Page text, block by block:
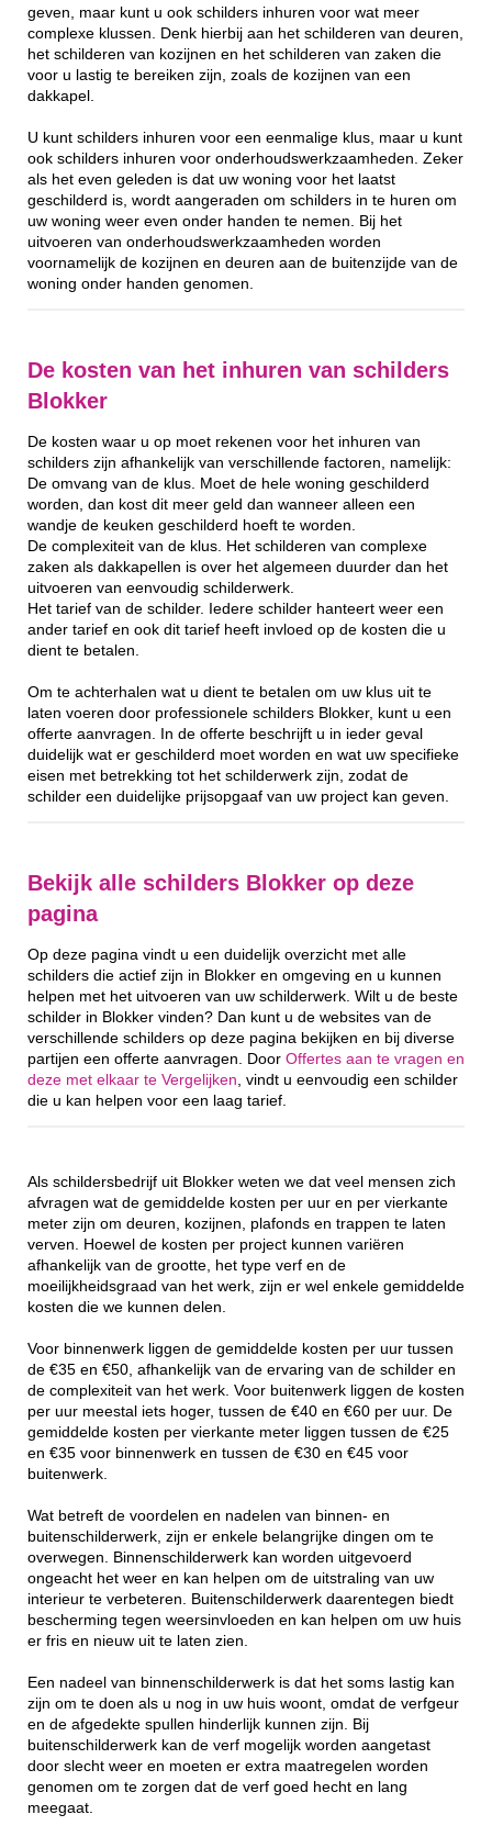
geven, maar kunt u ook schilders inhuren voor wat meer
complexe klussen. Denk hierbij aan het schilderen van deuren,
het schilderen van kozijnen en het schilderen van zaken die
voor u lastig te bereiken zijn, zoals de kozijnen van een
dakkapel.
U kunt schilders inhuren voor een eenmalige klus, maar u kunt
ook schilders inhuren voor onderhoudswerkzaamheden. Zeker
als het even geleden is dat uw woning voor het laatst
geschilderd is, wordt aangeraden om schilders in te huren om
uw woning weer even onder handen te nemen. Bij het
uitvoeren van onderhoudswerkzaamheden worden
voornamelijk de kozijnen en deuren aan de buitenzijde van de
woning onder handen genomen.
De kosten van het inhuren van schilders
Blokker
De kosten waar u op moet rekenen voor het inhuren van
schilders zijn afhankelijk van verschillende factoren, namelijk:
De omvang van de klus. Moet de hele woning geschilderd
worden, dan kost dit meer geld dan wanneer alleen een
wandje de keuken geschilderd hoeft te worden.
De complexiteit van de klus. Het schilderen van complexe
zaken als dakkapellen is over het algemeen duurder dan het
uitvoeren van eenvoudig schilderwerk.
Het tarief van de schilder. Iedere schilder hanteert weer een
ander tarief en ook dit tarief heeft invloed op de kosten die u
dient te betalen.
Om te achterhalen wat u dient te betalen om uw klus uit te
laten voeren door professionele schilders Blokker, kunt u een
offerte aanvragen. In de offerte beschrijft u in ieder geval
duidelijk wat er geschilderd moet worden en wat uw specifieke
eisen met betrekking tot het schilderwerk zijn, zodat de
schilder een duidelijke prijsopgaaf van uw project kan geven.
Bekijk alle schilders Blokker op deze
pagina
Op deze pagina vindt u een duidelijk overzicht met alle
schilders die actief zijn in Blokker en omgeving en u kunnen
helpen met het uitvoeren van uw schilderwerk. Wilt u de beste
schilder in Blokker vinden? Dan kunt u de websites van de
verschillende schilders op deze pagina bekijken en bij diverse
partijen een offerte aanvragen. Door Offertes aan te vragen en
deze met elkaar te Vergelijken , vindt u eenvoudig een schilder
die u kan helpen voor een laag tarief.
Als schildersbedrijf uit Blokker weten we dat veel mensen zich
afvragen wat de gemiddelde kosten per uur en per vierkante
meter zijn om deuren, kozijnen, plafonds en trappen te laten
verven. Hoewel de kosten per project kunnen variëren
afhankelijk van de grootte, het type verf en de
moeilijkheidsgraad van het werk, zijn er wel enkele gemiddelde
kosten die we kunnen delen.
Voor binnenwerk liggen de gemiddelde kosten per uur tussen
de €35 en €50, afhankelijk van de ervaring van de schilder en
de complexiteit van het werk. Voor buitenwerk liggen de kosten
per uur meestal iets hoger, tussen de €40 en €60 per uur. De
gemiddelde kosten per vierkante meter liggen tussen de €25
en €35 voor binnenwerk en tussen de €30 en €45 voor
buitenwerk.
Wat betreft de voordelen en nadelen van binnen- en
buitenschilderwerk, zijn er enkele belangrijke dingen om te
overwegen. Binnenschilderwerk kan worden uitgevoerd
ongeacht het weer en kan helpen om de uitstraling van uw
interieur te verbeteren. Buitenschilderwerk daarentegen biedt
bescherming tegen weersinvloeden en kan helpen om uw huis
er fris en nieuw uit te laten zien.
Een nadeel van binnenschilderwerk is dat het soms lastig kan
zijn om te doen als u nog in uw huis woont, omdat de verfgeur
en de afgedekte spullen hinderlijk kunnen zijn. Bij
buitenschilderwerk kan de verf mogelijk worden aangetast
door slecht weer en moeten er extra maatregelen worden
genomen om te zorgen dat de verf goed hecht en lang
meegaat.